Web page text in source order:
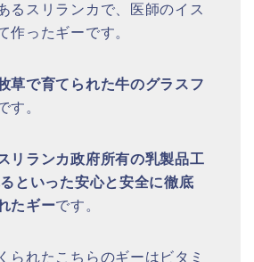
るスリランカで、医師のイス
作ったギーです。
草で育てられた牛のグラスフ
す。
リランカ政府所有の乳製品工
といった安心と安全に徹底
たギーです。
られたこちらのギーはビタミ